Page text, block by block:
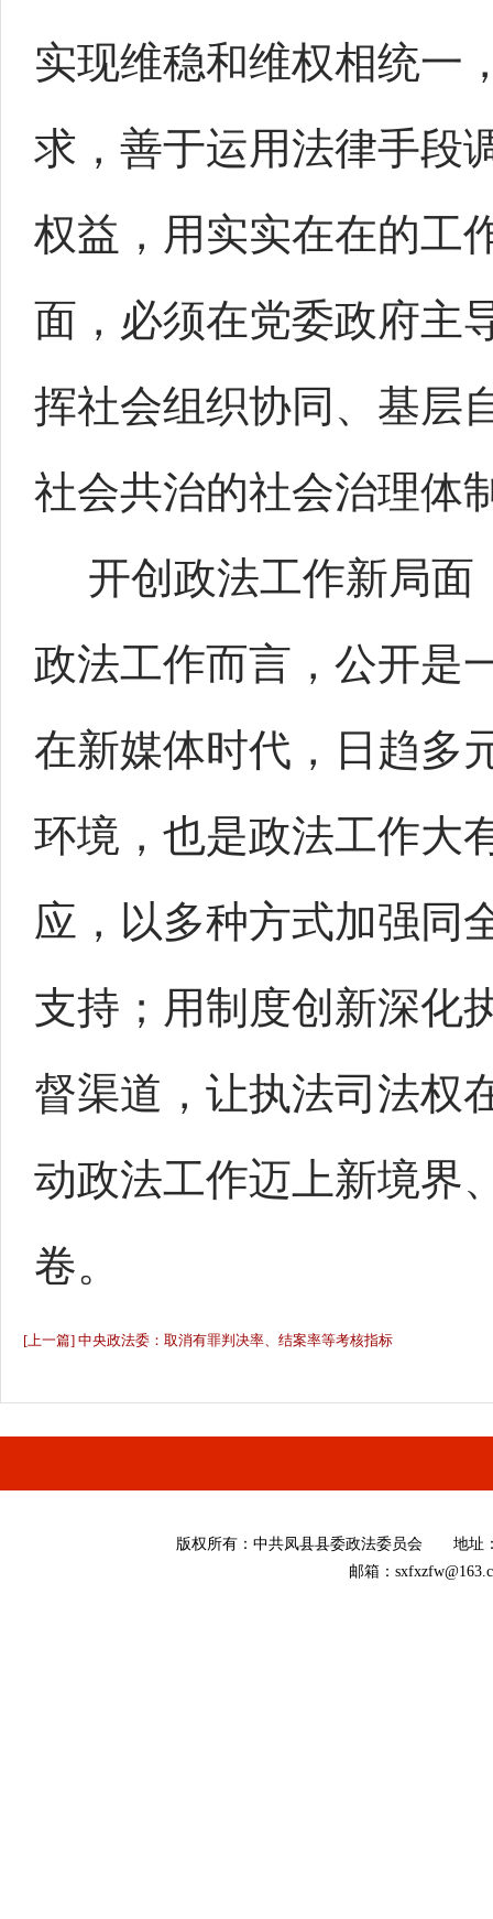
实现维稳和维权相统一
求，善于运用法律手段
权益，用实实在在的工
面，必须在党委政府主
挥社会组织协同、基层
社会共治的社会治理体
开创政法工作新局面
政法工作而言，公开是
在新媒体时代，日趋多
环境，也是政法工作大
应，以多种方式加强同
支持；用制度创新深化
督渠道，让执法司法权
动政法工作迈上新境界
卷。
[上一篇] 中央政法委：取消有罪判决率、结案率等考核指标
版权所有： 中共凤县县委政法委员会 地址
邮箱：